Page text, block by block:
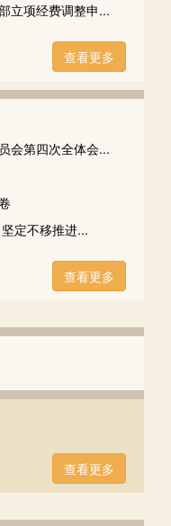
立项经费调整申...
查看更多
会第四次全体会...
定不移推进...
查看更多
查看更多